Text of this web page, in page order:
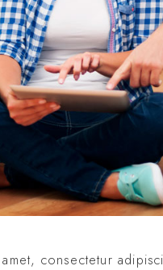
consectetur